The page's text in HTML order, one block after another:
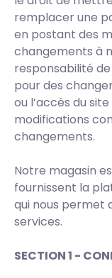
remplacer une
en postant des
changements à
responsabilité
pour des
ou l’accès du
modifications
changements.
Notre magasin
fournissent la
qui nous permet
services.
SECTION 1 -